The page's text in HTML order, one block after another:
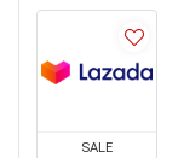
SALE